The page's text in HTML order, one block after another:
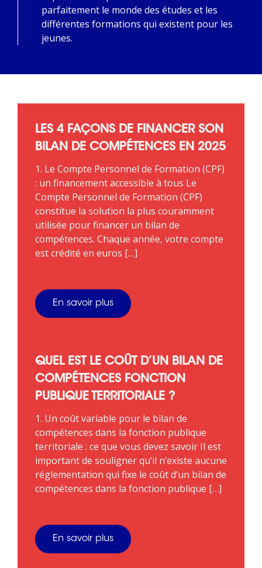
parfaitement le monde des études et les
différentes formations qui existent pour les
jeunes.
LES 4 FAÇONS DE FINANCER SON
BILAN DE COMPÉTENCES EN 2025
1. Le Compte Personnel de Formation (CPF)
: un financement accessible à tous Le
Compte Personnel de Formation (CPF)
constitue la solution la plus couramment
utilisée pour financer un bilan de
compétences. Chaque année, votre compte
est crédité en euros […]
En savoir plus
QUEL EST LE COÛT D’UN BILAN DE
COMPÉTENCES FONCTION
PUBLIQUE TERRITORIALE ?
1. Un coût variable pour le bilan de
compétences dans la fonction publique
territoriale : ce que vous devez savoir Il est
important de souligner qu’il n’existe aucune
réglementation qui fixe le coût d’un bilan de
compétences dans la fonction publique […]
En savoir plus